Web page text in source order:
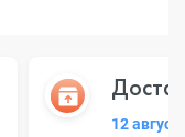
12